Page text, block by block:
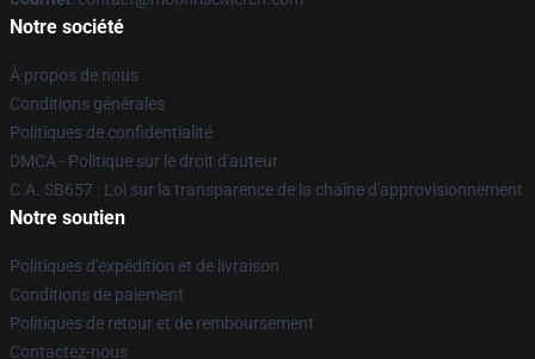
Notre société
À propos de nous
Conditions générales
Politiques de confidentialité
DMCA - Politique sur le droit d'auteur
C.A. SB657 : Loi sur la transparence de la chaîne d'approvisionnement
Notre soutien
Politiques d'expédition et de livraison
Conditions de paiement
Politiques de retour et de remboursement
Contactez-nous